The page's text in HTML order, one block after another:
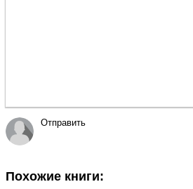
Отправить
Похожие книги: